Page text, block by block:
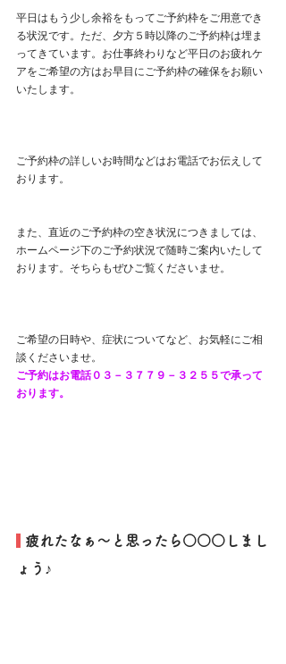
平日はもう少し余裕をもってご予約枠をご用意でき
る状況です。ただ、夕方５時以降のご予約枠は埋ま
ってきています。お仕事終わりなど平日のお疲れケ
アをご希望の方はお早目にご予約枠の確保をお願い
いたします。
ご予約枠の詳しいお時間などはお電話でお伝えして
おります。
また、直近のご予約枠の空き状況につきましては、
ホームページ下のご予約状況で随時ご案内いたして
おります。そちらもぜひご覧くださいませ。
ご希望の日時や、症状についてなど、お気軽にご相
談くださいませ。
ご予約はお電話０３－３７７９－３２５５で承って
おります。
疲れたなぁ～と思ったら○○○しまし
ょう♪